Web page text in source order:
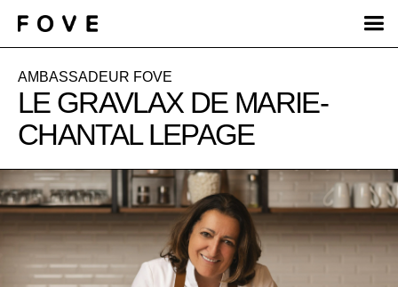
AMBASSADEUR FOVE
LE GRAVLAX DE MARIE-
CHANTAL LEPAGE